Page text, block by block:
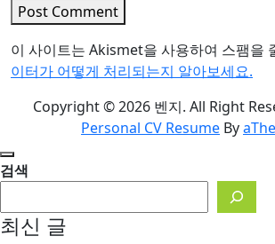
Post Comment
이 사이트는 Akismet을 사용하여 스팸을
이터가 어떻게 처리되는지 알아보세요.
Copyright © 2026 벤지. All Right
Personal CV Resume By
검색
최신 글